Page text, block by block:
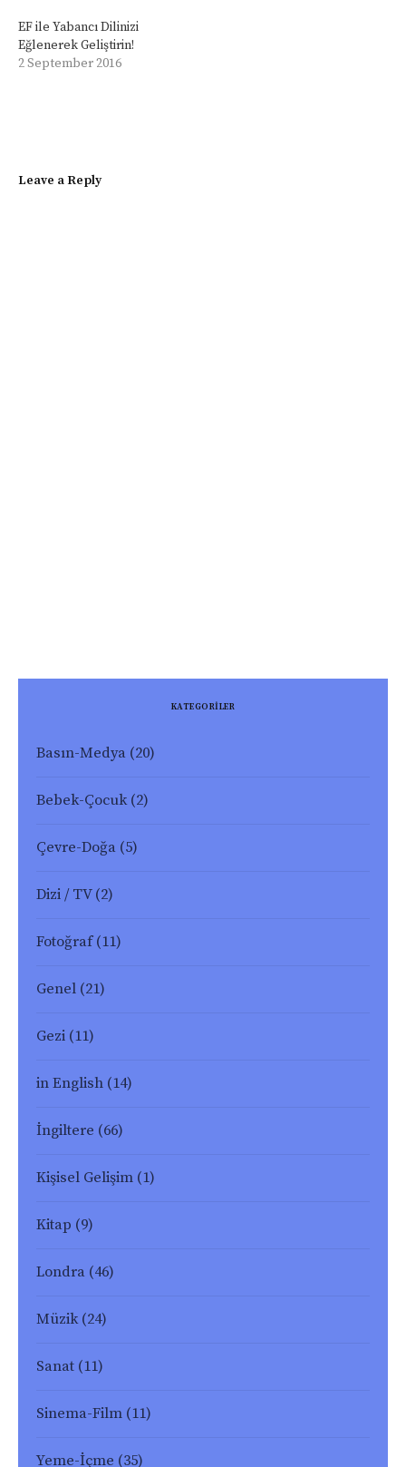
EF ile Yabancı Dilinizi
Eğlenerek Geliştirin!
2 September 2016
Leave a Reply
KATEGORİLER
Basın-Medya (20)
Bebek-Çocuk(2)
Çevre-Doğa (5)
Dizi / TV(2)
Fotoğraf(11)
Genel (21)
Gezi (11)
in English (14)
İngiltere (66)
Kişisel Gelişim (1)
Kitap (9)
Londra (46)
Müzik(24)
Sanat (11)
Sinema-Film (11)
Yeme-İçme (35)